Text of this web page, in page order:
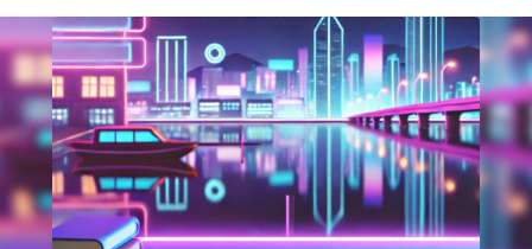
初回30日間無料お試し